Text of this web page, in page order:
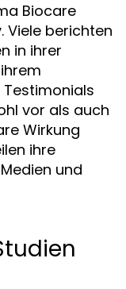
Biocare
Viele berichten
in ihrer
Testimonials
vor als auch
Wirkung
ihre
und